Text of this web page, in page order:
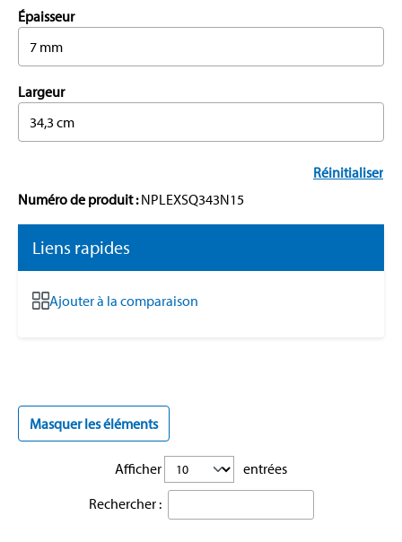
Épaisseur
7 mm
Largeur
34,3 cm
Réinitialiser
Numéro de produit :NPLEXSQ343N15
Liens rapides
Ajouter à la comparaison
Masquer les éléments
Afficher
entrées
Rechercher :